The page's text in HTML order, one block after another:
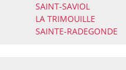
SAINT-SAVIOL
LA TRIMOUILLE
SAINTE-RADEGONDE